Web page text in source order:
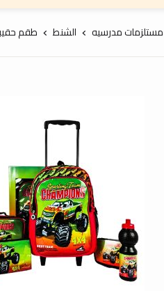
مستلزمات مدرسيه الشنط طقم حقيبه